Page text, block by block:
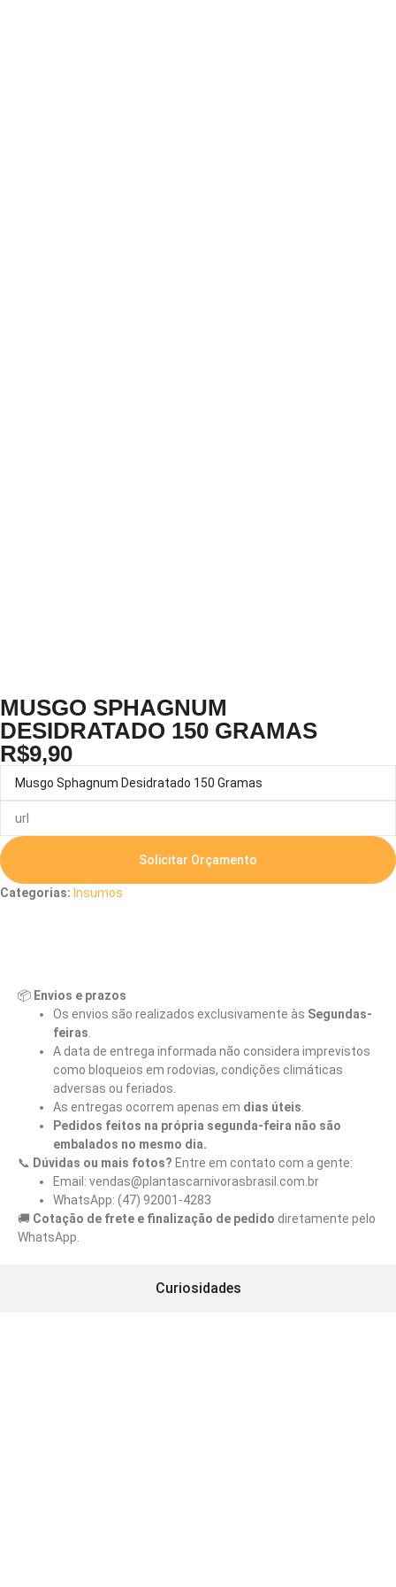
MUSGO SPHAGNUM
DESIDRATADO 150 GRAMAS
R$9,90
Solicitar Orçamento
Categorias: Insumos
Curiosidades
📦 Envios e prazos
Os envios são realizados exclusivamente às Segundas-
feiras.
A data de entrega informada não considera imprevistos
como bloqueios em rodovias, condições climáticas
adversas ou feriados.
As entregas ocorrem apenas em dias úteis.
Pedidos feitos na própria segunda-feira não são
embalados no mesmo dia.
📞 Dúvidas ou mais fotos? Entre em contato com a gente:
Email: vendas@plantascarnivorasbrasil.com.br
WhatsApp: (47) 92001-4283
🚚 Cotação de frete e finalização de pedido diretamente pelo
WhatsApp.